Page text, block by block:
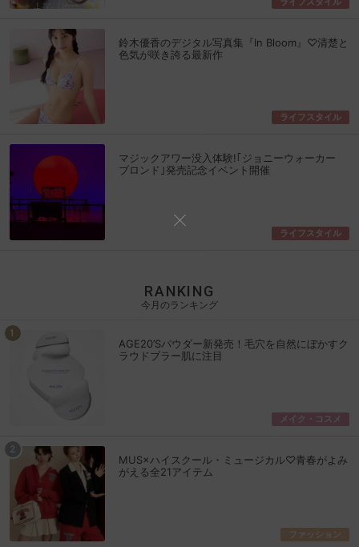
鈴木優香のデジタル写真集『In Bloom』♡清楚と
色気が咲き誇る最新作
ライフスタイル
マジックアワー没入体験!｢ジョニーウォーカー
ブロンド｣発売記念イベント開催
ライフスタイル
RANKING
今月のランキング
AGE20’Sパウダー新発売！毛穴を自然にぼかすク
ラウドブラー肌に注目
メイク・コスメ
MUS×ハイスクール・ミュージカル♡青春がよみ
がえる全21アイテム
ファッション